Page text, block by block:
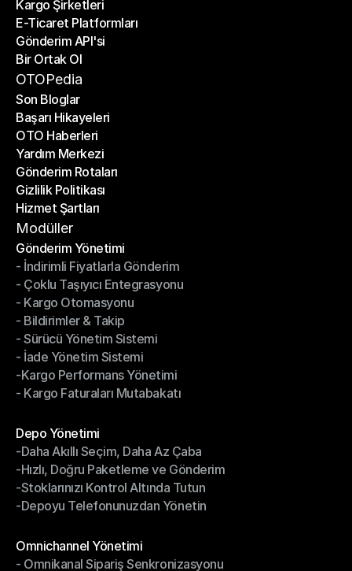
Kargo Şirketleri
Kargo Şirketleri
E-Ticaret Platformları
E-Ticaret Platformları
Gönderim API'si
Gönderim API'si
Bir Ortak Ol
Bir Ortak Ol
OTOPedia
Son Bloglar
Son Bloglar
Başarı Hikayeleri
Başarı Hikayeleri
OTO Haberleri
OTO Haberleri
Yardım Merkezi
Yardım Merkezi
Gönderim Rotaları
Gönderim Rotaları
Gizlilik Politikası
Gizlilik Politikası
Hizmet Şartları
Hizmet Şartları
Modüller
Gönderim Yönetimi
Gönderim Yönetimi
- İndirimli Fiyatlarla Gönderim
- İndirimli Fiyatlarla Gönderim
- Çoklu Taşıyıcı Entegrasyonu
- Çoklu Taşıyıcı Entegrasyonu
- Kargo Otomasyonu
- Kargo Otomasyonu
- Bildirimler & Takip
- Bildirimler & Takip
- Sürücü Yönetim Sistemi
- Sürücü Yönetim Sistemi
- İade Yönetim Sistemi
- İade Yönetim Sistemi
-Kargo Performans Yönetimi
-Kargo Performans Yönetimi
- Kargo Faturaları Mutabakatı
Depo Yönetimi
Depo Yönetimi
-Daha Akıllı Seçim, Daha Az Çaba
-Daha Akıllı Seçim, Daha Az Çaba
-Hızlı, Doğru Paketleme ve Gönderim
-Hızlı, Doğru Paketleme ve Gönderim
-Stoklarınızı Kontrol Altında Tutun
-Stoklarınızı Kontrol Altında Tutun
-Depoyu Telefonunuzdan Yönetin
Omnichannel Yönetimi
Omnichannel Yönetimi
- Omnikanal Sipariş Senkronizasyonu